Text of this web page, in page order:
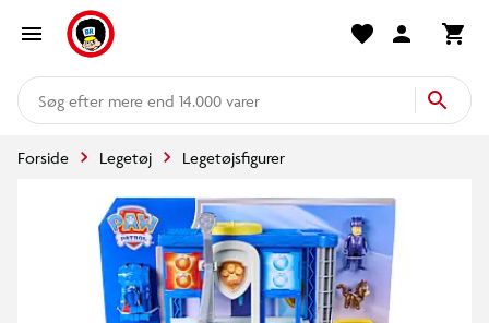
mere end 14.000 varer
Forside Legetøj Legetøjsfigurer